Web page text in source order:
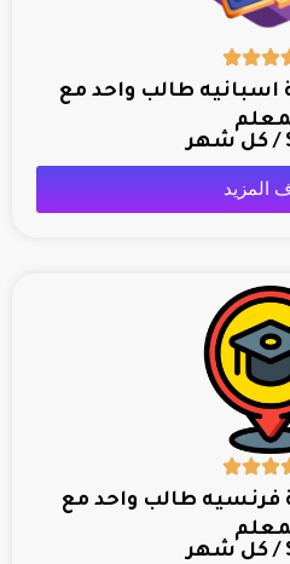
طالب واحد مع
/ كل شهر
المزيد
طالب واحد مع
/ كل شهر